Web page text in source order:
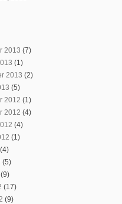
2013 (7)
(1)
2013 (2)
(5)
2012 (1)
2012 (4)
(4)
(1)
(4)
(5)
(9)
(17)
(9)